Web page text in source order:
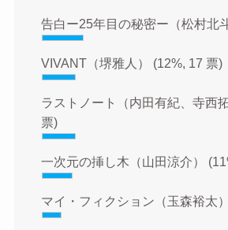
告白ー25年目の秘密ー（松村北
VIVANT（堺雅人） (12%, 17 票)
ラストノート（内田有紀、寺西
票)
一次元の挿し木（山田涼介）
マイ・フィクション（玉森裕太）